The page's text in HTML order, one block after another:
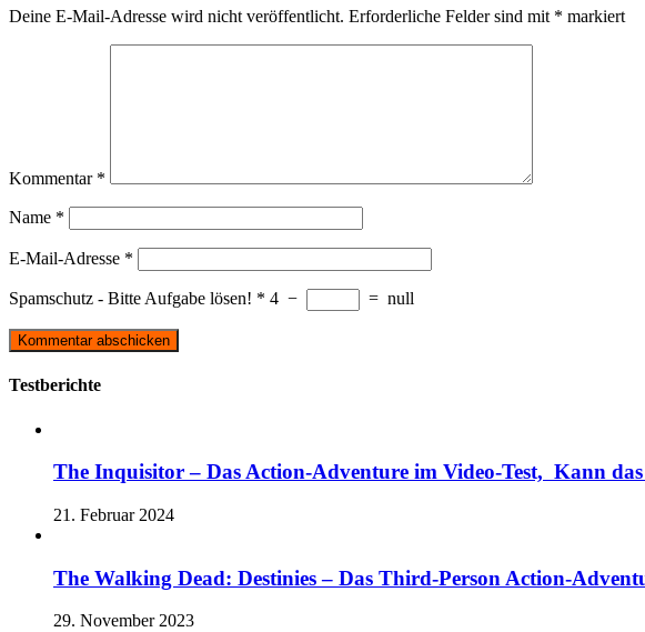
Deine E-Mail-Adresse wird nicht veröffentlicht. Erforderliche Felder sind mit * markiert
Kommentar *
Name *
E-Mail-Adresse *
Spamschutz - Bitte Aufgabe lösen! * 4 − = null
Testberichte
The Inquisitor – Das Action-Adventure im Video-Test, Kann
21. Februar 2024
The Walking Dead: Destinies – Das Third-Person Action-
29. November 2023